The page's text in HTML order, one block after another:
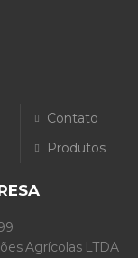
Contato
Produtos
Agrícolas LTDA